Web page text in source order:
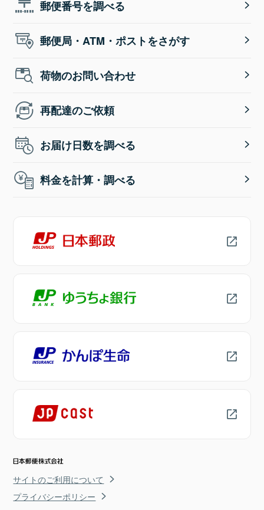
郵便番号を調べる
郵便局・ATM・ポストをさがす
荷物のお問い合わせ
再配達のご依頼
お届け日数を調べる
料金を計算・調べる
サイトのご利用について
プライバシーポリシー